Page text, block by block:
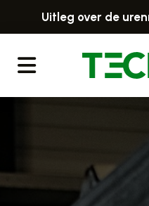
Uitleg over de
Menu